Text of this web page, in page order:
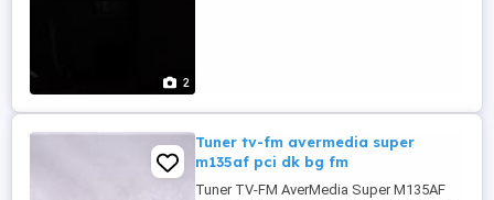
2
Tuner tv-fm avermedia super
m135af pci dk bg fm
Tuner TV-FM AverMedia Super M135AF